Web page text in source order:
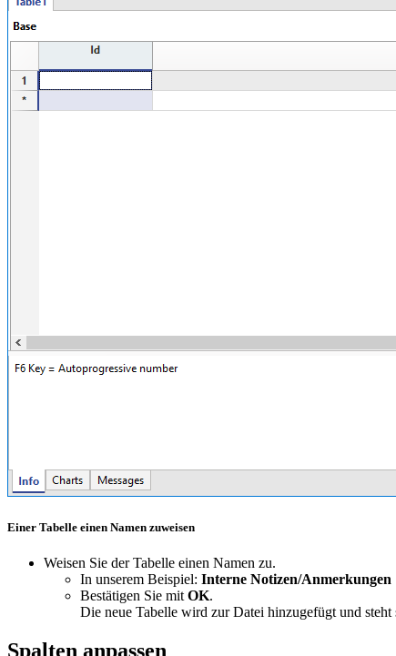
Einer Tabelle einen Namen zuweisen
Weisen Sie der Tabelle einen Namen zu.
In unserem Beispiel: Interne Notizen/Anmerkungen
Bestätigen Sie mit OK.
Die neue Tabelle wird zur Datei hinzugefügt und
Spalten anpassen